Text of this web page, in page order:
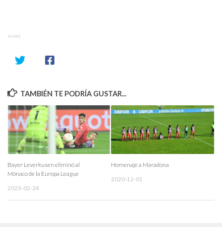
SHARE
TAMBIÉN TE PODRÍA GUSTAR...
Bayer Leverkusen eliminó al
Mónaco de la Europa League
2023-02-24
Homenaje a Maradona
2020-12-01